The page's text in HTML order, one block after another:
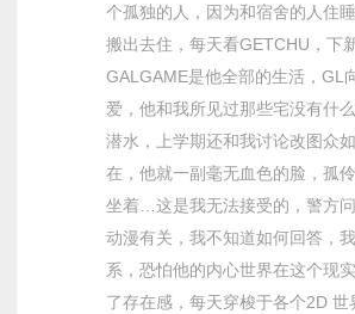
个孤独的人，因为和宿舍的人住
搬出去住，每天看GETCHU，下
GALGAME是他全部的生活，GL
爱，他和我所见过那些宅没有什
潜水，上学期还和我讨论改图众
在，他就一副毫无血色的脸，孤
坐着…这是我无法接受的，警方
动漫有关，我不知道如何回答，
系，恐怕他的内心世界在这个现
了存在感，每天穿梭于各个2D 世